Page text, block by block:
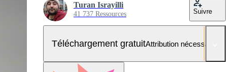
Turan Israyilli
41 737 Ressources Suivre
Téléchargement gratuitAttribution nécessaire